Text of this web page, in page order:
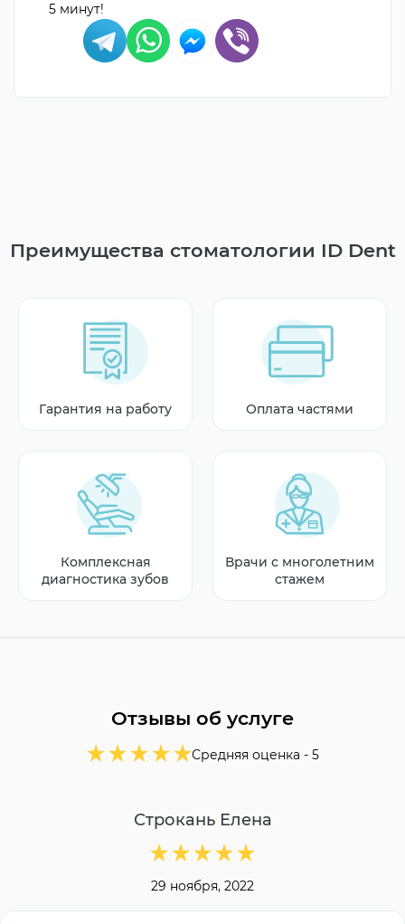
5 минут!
Преимущества стоматологии ID Dent
Гарантия на работу Оплата частями
Комплексная
диагностика зубов
Врачи с многолетним
стажем
Отзывы об услуге
Средняя оценка - 5
Строкань Елена
29 ноября, 2022